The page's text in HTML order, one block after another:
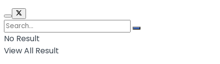
No Result
View All Result